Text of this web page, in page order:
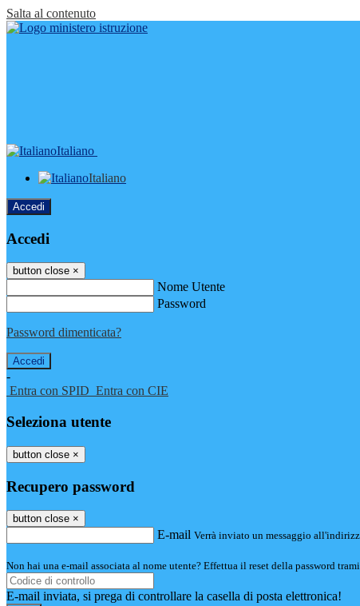
Salta al contenuto
Italiano
Italiano
Accedi
Accedi
button close ×
Nome Utente
Password
Password dimenticata?
-
Entra con SPID Entra con CIE
Seleziona utente
button close ×
Recupero password
button close ×
E-mail Verrà inviato un messaggio
Non hai una e-mail associata al nome utente? Effettua il reset della password
E-mail inviata, si prega di controllare la casella di posta elettronica!